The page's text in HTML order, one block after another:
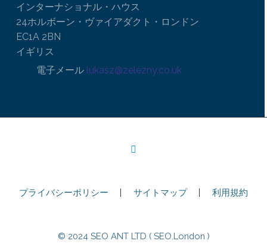
インターナショナル・ハウス
24ホルボーン・ヴァイアダクト・ロンドン
EC1A 2BN
イギリス
電子メール lukasz@zelezny.co.uk
プライバシーポリシー サイトマップ 利用規約
© 2024 SEO ANT LTD ( SEO.London )